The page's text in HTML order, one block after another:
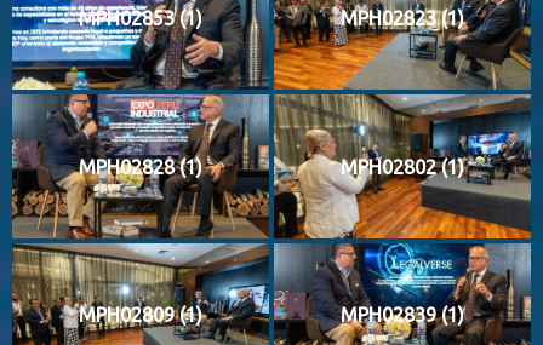
MPH02853 (1) MPH02823 (1)
MPH02828 (1) MPH02802 (1)
MPH02809 (1) MPH02839 (1)